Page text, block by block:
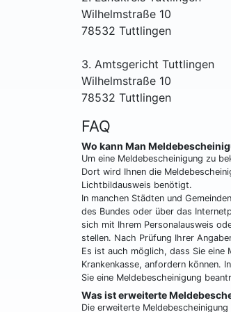
Wilhelmstraße 10
78532 Tuttlingen
3. Amtsgericht Tuttlingen
Wilhelmstraße 10
78532 Tuttlingen
FAQ
Wo kann Man
Um eine Meldebescheinigung zu
Dort wird Ihnen die
Lichtbildausweis benötigt.
In manchen Städten und
des Bundes oder über das
sich mit Ihrem Personalausweis
stellen. Nach Prüfung Ihrer
Es ist auch möglich, dass Sie eine
Krankenkasse, anfordern können.
Sie eine Meldebescheinigung
Was ist erweiterte
Die erweiterte